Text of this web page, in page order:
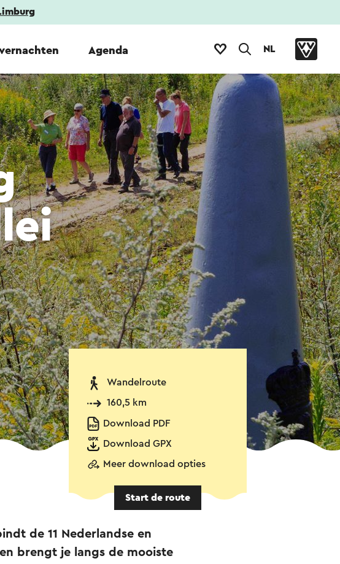
Agenda NL
Wandelroute
160,5 km
Download PDF
Download GPX
Meer download opties
Start de route
de 11 Nederlandse en
brengt je langs de mooiste